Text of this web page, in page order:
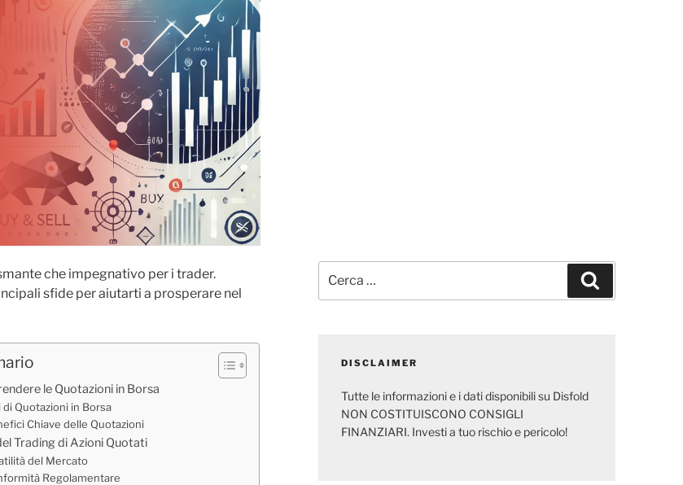
che impegnativo per i trader.
sfide per aiutarti a prosperare nel
le Quotazioni in Borsa
di Quotazioni in Borsa
Chiave delle Quotazioni
Trading di Azioni Quotati
del Mercato
Regolamentare
DISCLAIMER
Tutte le informazioni e i dati disponibili su Disfold
NON COSTITUISCONO CONSIGLI
FINANZIARI. Investi a tuo rischio e pericolo!